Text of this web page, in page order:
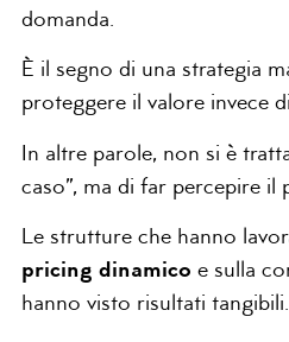
domanda.
È il segno di una strategia
proteggere il valore invece
In altre parole, non si è
caso”, ma di far percepire il
Le strutture che hanno
pricing dinamico e sulla
hanno visto risultati tangibili.